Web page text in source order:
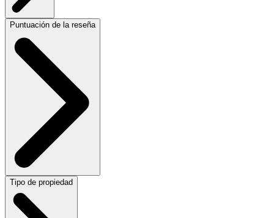
Puntuación de la reseña
Tipo de propiedad